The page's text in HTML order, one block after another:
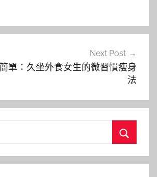
Next Post
單：久坐外食女生的微習慣瘦身
法